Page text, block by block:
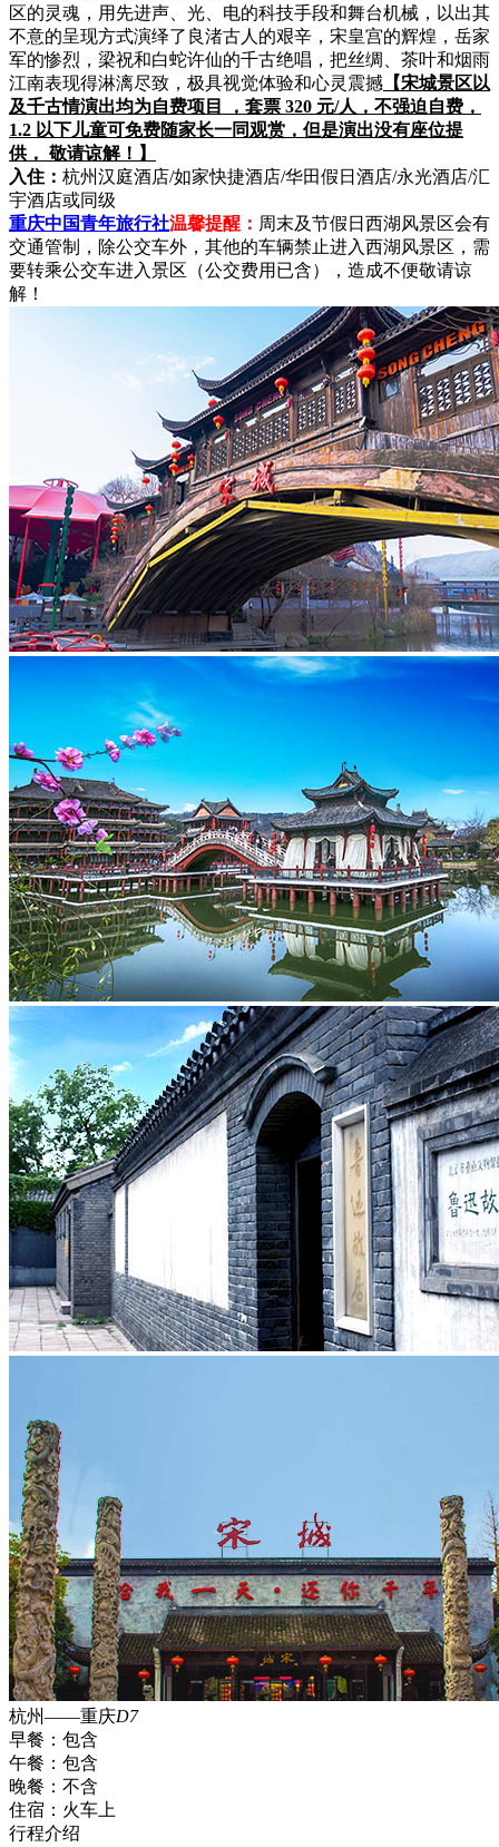
区的灵魂，用先进声、光、电的科技手段和舞台机械，以出其
不意的呈现方式演绎了良渚古人的艰辛，宋皇宫的辉煌，岳家
军的惨烈，梁祝和白蛇许仙的千古绝唱，把丝绸、茶叶和烟雨
江南表现得淋漓尽致，极具视觉体验和心灵震撼 【宋城景区以
及千古情演出均为自费项目 ，套票 320 元/人，不强迫自费，
1.2 以下儿童可免费随家长一同观赏，但是演出没有座位提
供， 敬请谅解！】
入住： 杭州汉庭酒店/如家快捷酒店/华田假日酒店/永光酒店/汇
宇酒店或同级
重庆中国青年旅行社温馨提醒： 周末及节假日西湖风景区会有
交通管制，除公交车外，其他的车辆禁止进入西湖风景区，需
要转乘公交车进入景区（公交费用已含），造成不便敬请谅
解！
杭州——重庆D7
早餐： 包含
午餐： 包含
晚餐： 不含
住宿： 火车上
行程介绍